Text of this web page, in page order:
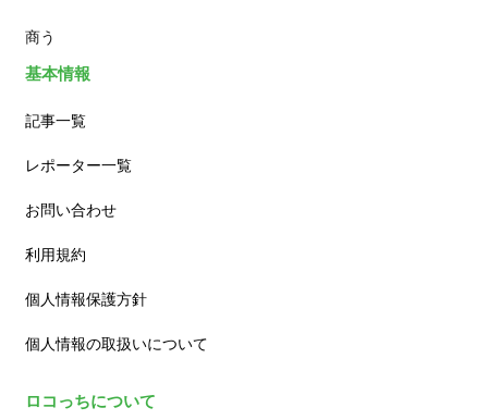
商う
基本情報
記事一覧
レポーター一覧
お問い合わせ
利用規約
個人情報保護方針
個人情報の取扱いについて
ロコっちについて